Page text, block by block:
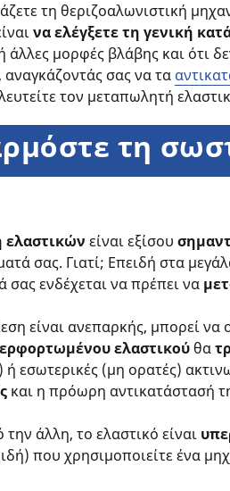
τη θεριζοαλωνιστική
να ελέγξετε τη γενική
άλλες μορφές βλάβης και ότι
σας να τα
τον μεταπωλητή
τη
ελαστικών είναι εξίσου
σας. Γιατί; Επειδή στα
σας ενδέχεται να πρέπει να
είναι ανεπαρκής, μπορεί
ελαστικούθα
ή εσωτερικές (μη ορατές)
και η πρόωρη αντικατάστασή
την άλλη, το ελαστικό είναι
που χρησιμοποιείτε ένα